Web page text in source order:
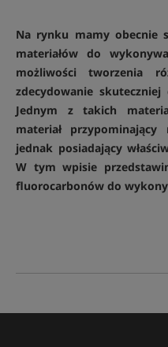
Na rynku mamy obecnie
materiałów do
możliwości tworzenia
zdecydowanie
Jednym z takich
materiał
jednak posiadający
W tym wpisie
fluorocarbonów do